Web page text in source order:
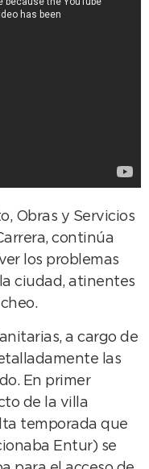
Obras y Servicios
continúa
los problemas
ciudad, atinentes
a cargo de
las
En primer
de la villa
temporada que
Entur) se